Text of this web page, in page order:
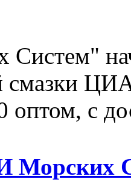
смазки
с
Морских